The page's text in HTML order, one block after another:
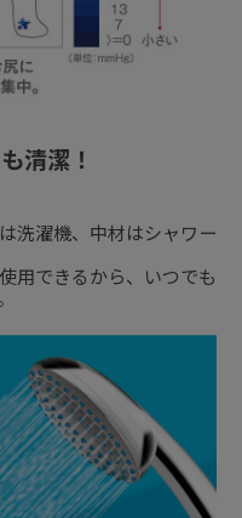
清潔！
洗濯機、中材はシャワー
用できるから、いつでも